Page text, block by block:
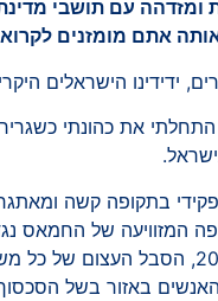
ומזדהה עם תושבי
אתם מומזנים
ידידינו הישראלים
התחלתי את כהונתי
בתקופה קשה
באוקטובר 2023, הסבל העצום של
האנשים באזור בשל